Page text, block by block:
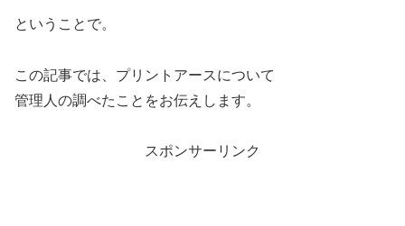
ということで。
この記事では、プリントアースについて
管理人の調べたことをお伝えします。
スポンサーリンク